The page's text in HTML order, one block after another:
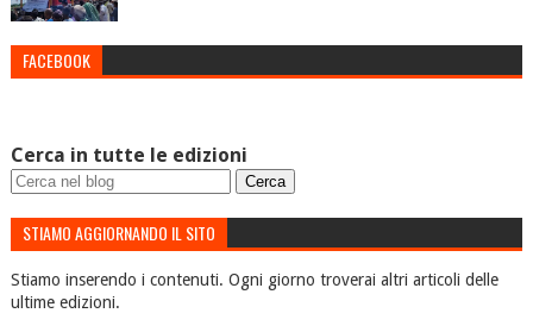
FACEBOOK
Cerca in tutte le edizioni
STIAMO AGGIORNANDO IL SITO
Stiamo inserendo i contenuti. Ogni giorno troverai altri articoli delle
ultime edizioni.